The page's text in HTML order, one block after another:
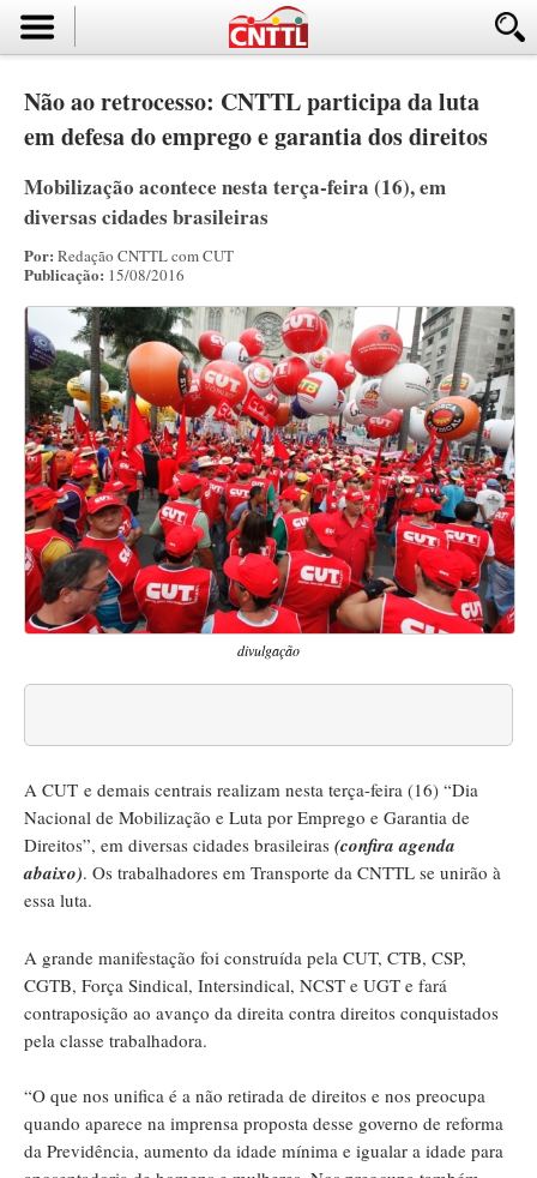
Não ao retrocesso: CNTTL participa da luta
em defesa do emprego e garantia dos direitos
Mobilização acontece nesta terça-feira (16), em
diversas cidades brasileiras
Por: Redação CNTTL com CUT
Publicação: 15/08/2016
divulgação
A CUT e demais centrais realizam nesta terça-feira (16) “Dia
Nacional de Mobilização e Luta por Emprego e Garantia de
Direitos”, em diversas cidades brasileiras (confira agenda
abaixo). Os trabalhadores em Transporte da CNTTL se unirão à
essa luta.
A grande manifestação foi construída pela CUT, CTB, CSP,
CGTB, Força Sindical, Intersindical, NCST e UGT e fará
contraposição ao avanço da direita contra direitos conquistados
pela classe trabalhadora.
“O que nos unifica é a não retirada de direitos e nos preocupa
quando aparece na imprensa proposta desse governo de reforma
da Previdência, aumento da idade mínima e igualar a idade para